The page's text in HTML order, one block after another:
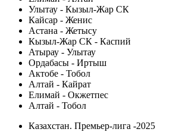
Улытау - Кызыл-Жар СК
Кайсар - Женис
Астана - Жетысу
Кызыл-Жар СК - Каспий
Атырау - Улытау
Ордабасы - Иртыш
Актобе - Тобол
Алтай - Кайрат
Елимай - Окжетпес
Алтай - Тобол
Казахстан. Премьер-лига -2025